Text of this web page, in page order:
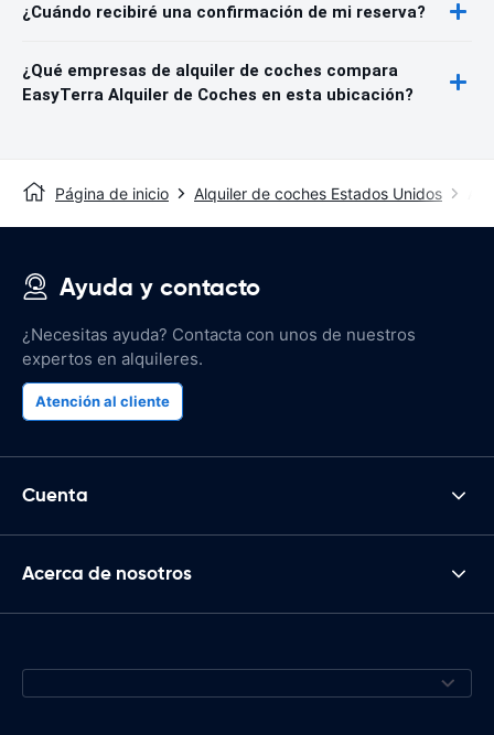
¿Cuándo recibiré una confirmación de mi reserva?
¿Qué empresas de alquiler de coches compara
EasyTerra Alquiler de Coches en esta ubicación?
Página de inicio Alquiler de coches Estados Unidos
Ayuda y contacto
¿Necesitas ayuda? Contacta con unos de nuestros
expertos en alquileres.
Atención al cliente
Cuenta
Acerca de nosotros